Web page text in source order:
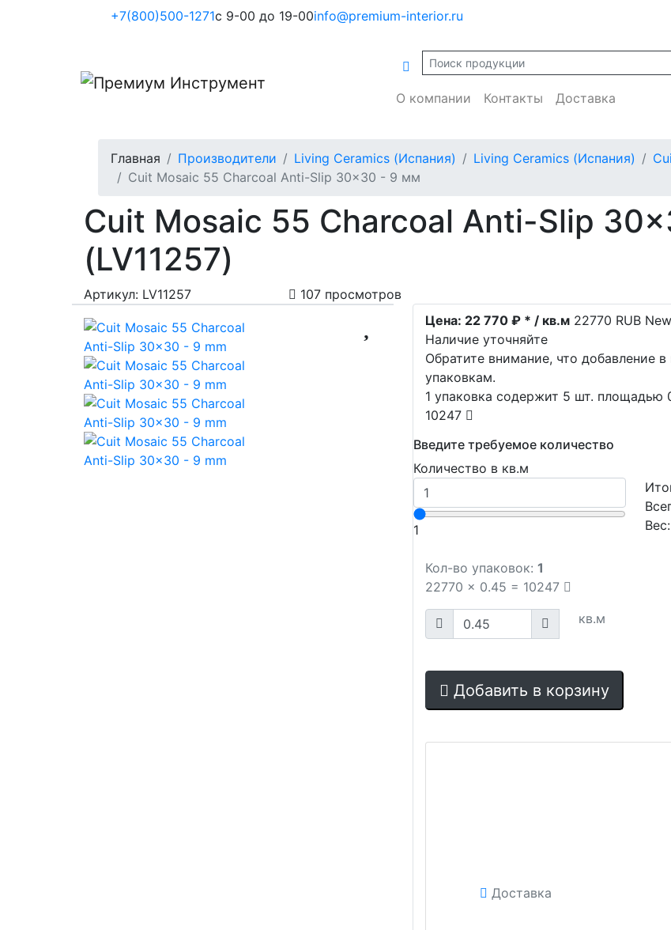
+7(800)500-1271с 9-00 до 19-00info@premium-interior.ru
О компании Контакты Доставка
Главная Производители Living Ceramics (Испания) Living Ceramics (Испания)
Cuit Mosaic 55 Charcoal Anti-Slip 30x30 - 9 мм
Cuit Mosaic 55 Charcoal Anti-Slip
(LV11257)
Артикул: LV11257
107 просмотров
Цена: 22 770 ₽ * / кв.м 22770 RUB New
Наличие уточняйте
Обратите внимание, что добавление
упаковкам.
1 упаковка содержит 5 шт. площадью
10247
Введите требуемое количество
Количество в кв.м
1
Вес:
Кол-во упаковок: 1
22770 x 0.45 = 10247
кв.м
Добавить в корзину
Доставка